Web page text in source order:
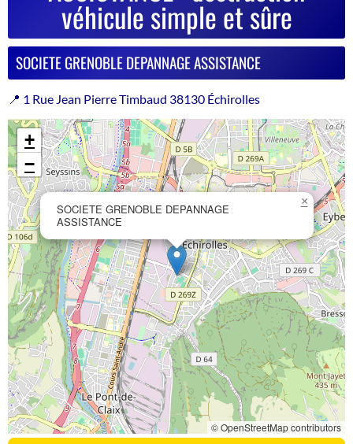
véhicule simple et sûre
SOCIETE GRENOBLE DEPANNAGE ASSISTANCE
📍 1 Rue Jean Pierre Timbaud 38130 Échirolles
SOCIETE GRENOBLE DEPANNAGE
ASSISTANCE
×
+
−
© OpenStreetMap contributors